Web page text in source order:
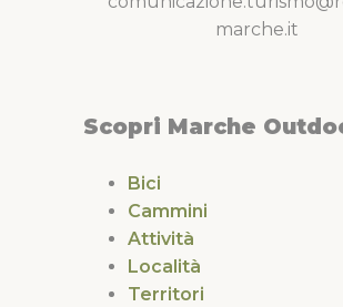
marche.it
Scopri Marche
Bici
Cammini
Attività
Località
Territori